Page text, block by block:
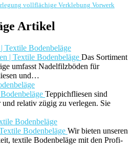
vollflächige Verklebung Vorwerk
Artikel
Textile Bodenbeläge
Das Sortiment
umfasst Nadelfilzböden für
und…
Teppichfliesen sind
und relativ zügig zu verlegen. Sie
Bodenbeläge
Wir bieten unseren
textile Bodenbeläge mit den Profi-